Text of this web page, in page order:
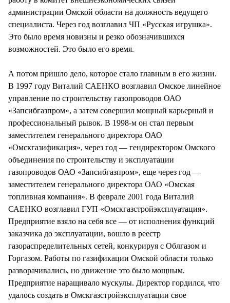
администрации Омской области на должность ведущего
специалиста. Через год возглавил ЧП «Русская игрушка».
Это было время новизны и резко обозначившихся
возможностей. Это было его время.
А потом пришло дело, которое стало главным в его жизни.
В 1997 году Виталий САЕНКО возглавил Омское линейное
управление по строительству газопроводов ОАО
«Запсибгазпром», а затем совершил мощный карьерный и
профессиональный рывок. В 1998-м он стал первым
заместителем генерального директора ОАО
«Омскгазификация», через год — гендиректором Омского
объединения по строительству и эксплуатации
газопроводов ОАО «Запсибгазпром», еще через год —
заместителем генерального директора ОАО «Омская
топливная компания». В феврале 2001 года Виталий
САЕНКО возглавил ГУП «Омскгазстройэксплуатация».
Предприятие взяло на себя все — от исполнения функций
заказчика до эксплуатации, вошло в реестр
газораспределительных сетей, конкурируя с Облгазом и
Горгазом. Работы по газификации Омской области только
разворачивались, но движение это было мощным.
Предприятие наращивало мускулы. Директор гордился, что
удалось создать в Омскгазстройэксплуатации свое